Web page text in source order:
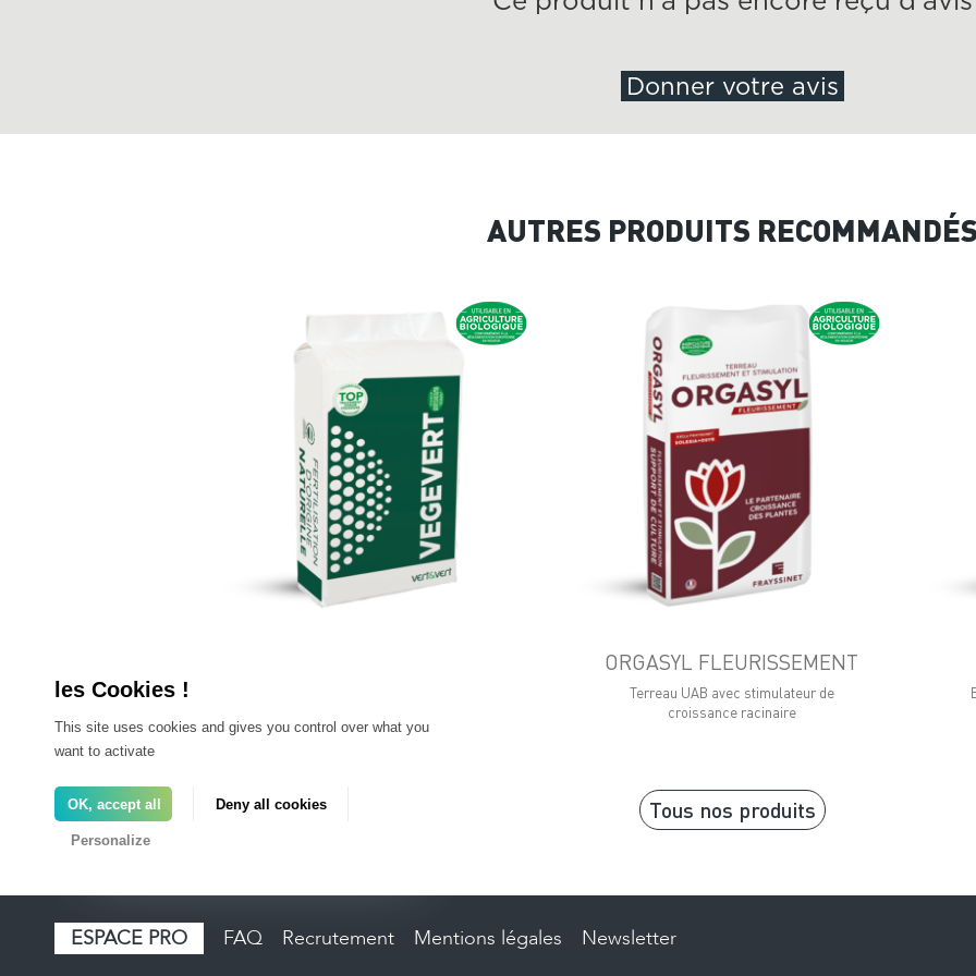
Donner votre avis
AUTRES PRODUITS
ORGASYL FLEURISSEMENT
Terreau UAB avec stimulateur de
croissance racinaire
Tous nos produits
ESPACE PRO FAQ Recrutement Mentions légales Newsletter
This site uses cookies and gives you control over what you
want to activate
OK, accept all Deny all cookies
Personalize